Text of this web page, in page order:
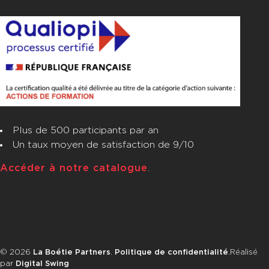
Plus de 500 participants par an
Un taux moyen de satisfaction de 9/10
Accéder à notre catalogue
© 2026 La Boétie Partners. Politique de confidentialité. Réalisé
par Digital Swing